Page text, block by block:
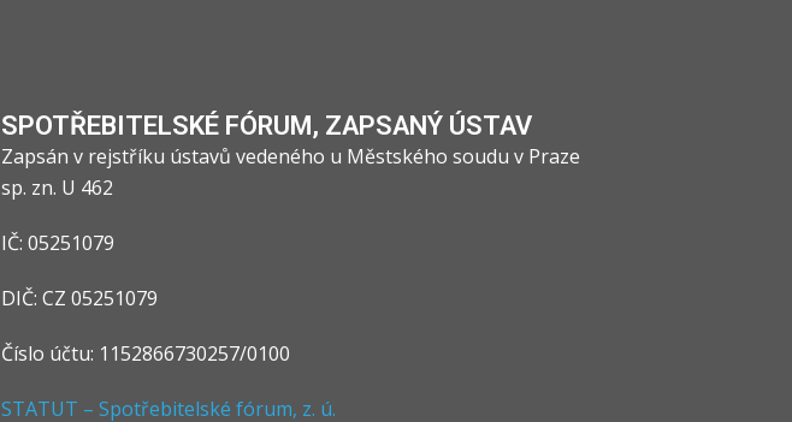
SPOTŘEBITELSKÉ FÓRUM, ZAPSANÝ ÚSTAV
Zapsán v rejstříku ústavů vedeného u Městského soudu v Praze
sp. zn. U 462
IČ: 05251079
DIČ: CZ 05251079
Číslo účtu: 1152866730257/0100
STATUT – Spotřebitelské fórum, z. ú.